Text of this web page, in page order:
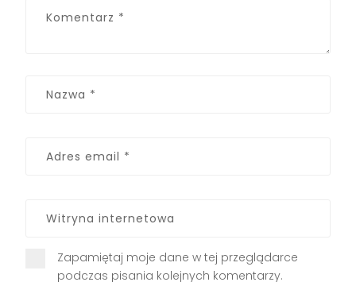
Zapamiętaj moje dane w tej przeglądarce
podczas pisania kolejnych komentarzy.